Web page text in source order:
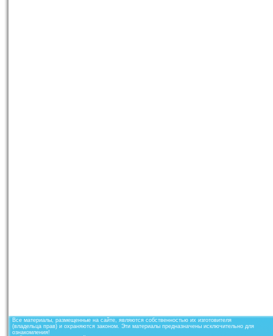
Все материалы, размещенные на сайте, являются собственностью их изготовителя
(владельца прав) и охраняются законом. Эти материалы предназначены исключительно для
ознакомления!